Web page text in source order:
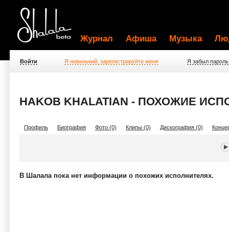
Журнал Афиша Музыка
Войти Я новенький, зарегистрируйте меня Я забыл пароль
HAKOB KHALATIAN - ПОХОЖИЕ
Профиль Биография Фото (0) Клипы (0) Дискография (0)
В Шалала пока нет информации о похожих исполнителях.